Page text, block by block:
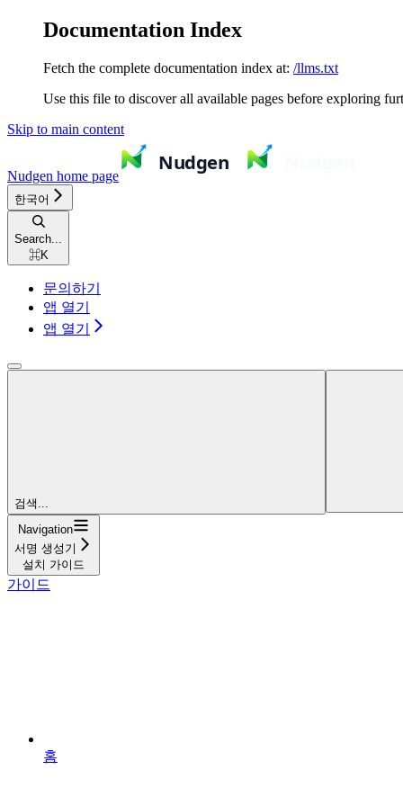
Documentation Index
Fetch the complete documentation index at: /llms.txt
Use this file to discover all available pages before exploring
Skip to main content
Nudgen home page
한국어
Search...
⌘K
문의하기
앱 열기
앱 열기
검색...
Navigation
서명 생성기
설치 가이드
가이드
홈